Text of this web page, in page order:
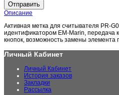
Отправить
Описание
Активная метка для считывателя PR-
идентификатором EM-Marin, передача
кнопок, возможность замены
Личный Кабинет
Личный Кабинет
История заказов
Закладки
Рассылка